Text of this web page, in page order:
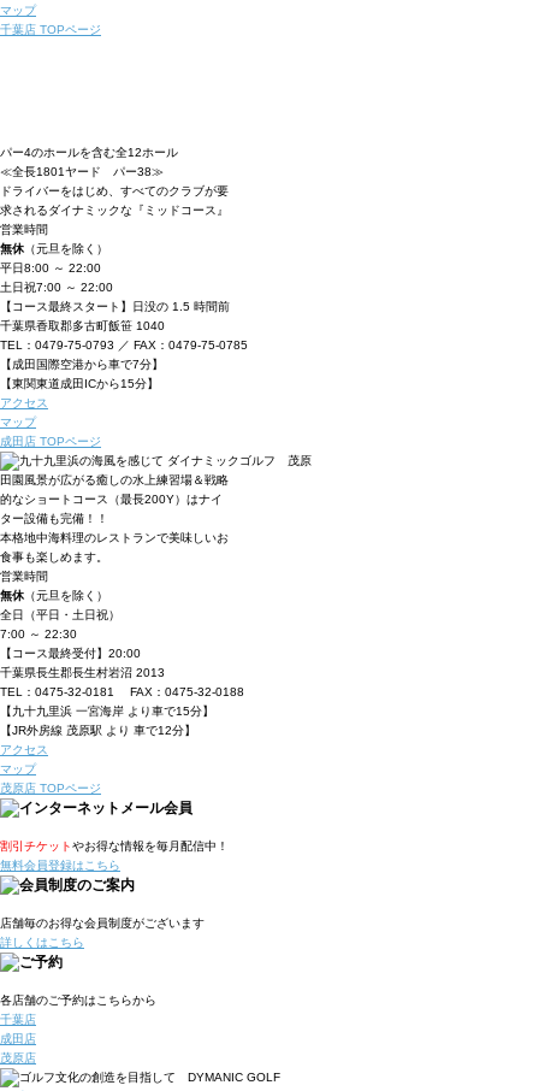
マップ
千葉店 TOPページ
パー4のホールを含む全12ホール
≪全長1801ヤード パー38≫
ドライバーをはじめ、すべてのクラブが要
求されるダイナミックな 『ミッドコース』
営業時間
無休 （元旦を除く）
平日8:00 ～ 22:00
土日祝7:00 ～ 22:00
【コース最終スタート】日没の 1.5 時間前
千葉県香取郡多古町飯笹 1040
TEL：0479-75-0793 ／ FAX：0479-75-0785
【成田国際空港から車で7分】
【東関東道成田ICから15分】
アクセス
マップ
成田店 TOPページ
田園風景が広がる癒しの水上練習場＆戦略
的なショートコース（最長200Y）はナイ
ター設備も完備！！
本格地中海料理のレストランで美味しいお
食事も楽しめます。
営業時間
無休 （元旦を除く）
全日（平日・土日祝）
7:00 ～ 22:30
【コース最終受付】20:00
千葉県長生郡長生村岩沼 2013
TEL：0475-32-0181 FAX：0475-32-0188
【九十九里浜 一宮海岸 より車で15分】
【JR外房線 茂原駅 より 車で12分】
アクセス
マップ
茂原店 TOPページ
割引チケットやお得な情報を毎月配信中！
無料会員登録はこちら
店舗毎のお得な会員制度がございます
詳しくはこちら
各店舗のご予約はこちらから
千葉店
成田店
茂原店